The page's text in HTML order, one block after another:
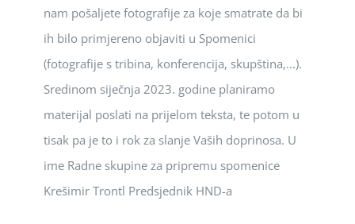
nam pošaljete fotografije za koje smatrate da bi
ih bilo primjereno objaviti u Spomenici
(fotografije s tribina, konferencija, skupština,...).
Sredinom siječnja 2023. godine planiramo
materijal poslati na prijelom teksta, te potom u
tisak pa je to i rok za slanje Vaših doprinosa. U
ime Radne skupine za pripremu spomenice
Krešimir Trontl Predsjednik HND-a